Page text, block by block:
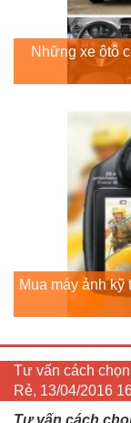
Những xe ôtô
Mua máy ảnh
Tư vấn cách
Rẻ, 13/04/2016
Tư vấn cách